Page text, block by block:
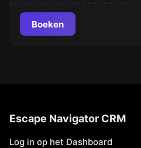
Boeken
Escape Navigator CRM
Log in op het Dashboard